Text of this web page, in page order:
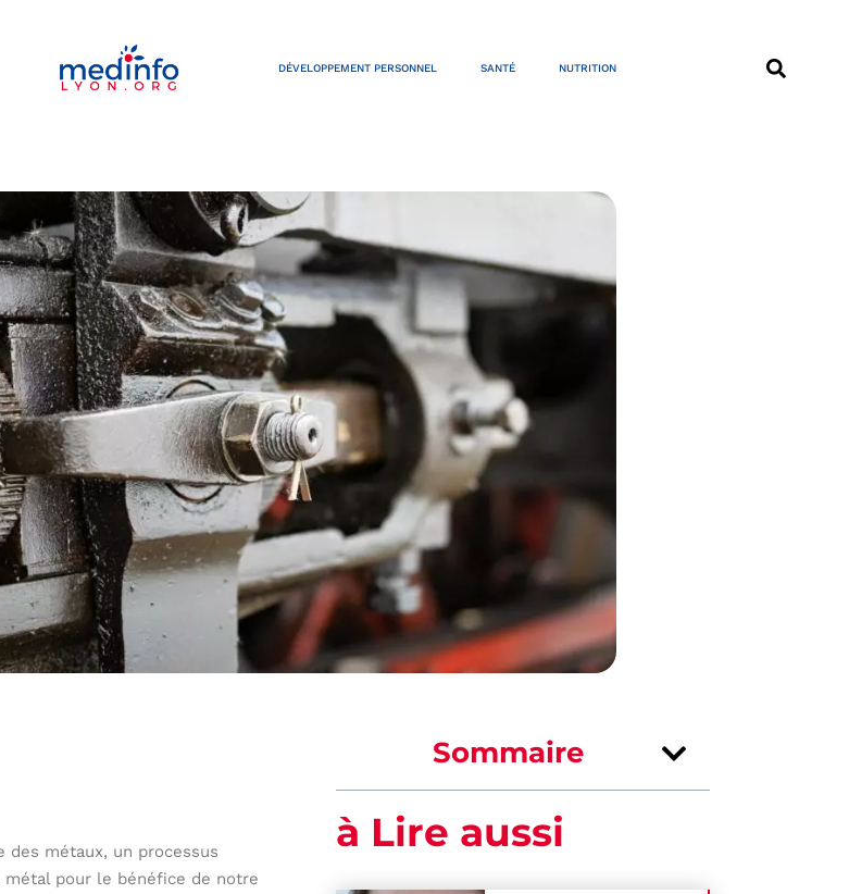
DÉVELOPPEMENT PERSONNEL SANTÉ NUTRITION
des métaux, un processus
pour le bénéfice de notre
Sommaire
à Lire aussi